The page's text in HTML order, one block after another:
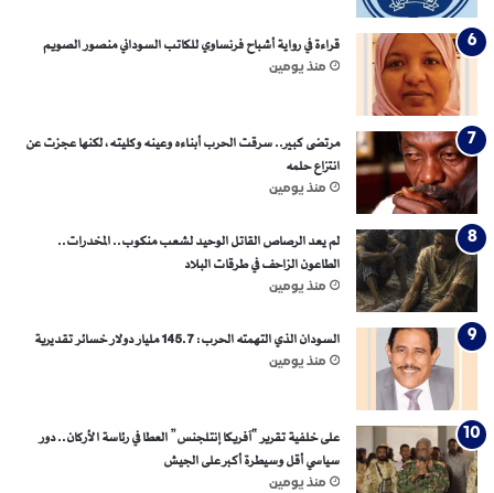
قراءة في رواية أشباح فرنساوي للكاتب السوداني منصور الصويم
منذ يومين
مرتضى كبير.. سرقت الحرب أبناءه وعينه وكليته، لكنها عجزت عن
انتزاع حلمه
منذ يومين
لم يعد الرصاص القاتل الوحيد لشعب منكوب.. المخدرات..
الطاعون الزاحف في طرقات البلاد
منذ يومين
السودان الذي التهمته الحرب: 145.7 مليار دولار خسائر تقديرية
منذ يومين
على خلفية تقرير “آفريكا إنتلجنس” العطا في رئاسة الأركان.. دور
سياسي أقل وسيطرة أكبر على الجيش
منذ يومين